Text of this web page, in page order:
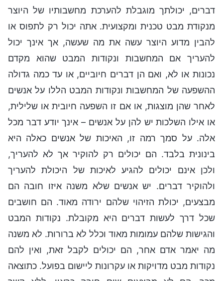
דברים, יכולתך מוגבלת להערכת מחשבותיו של היוצר
מנקודת מבט טכנית ומקצועית. אתה יכול רק לתפוס או
להבין מדוע היוצר עשה את מה שעשה, אך אינך יכול
להעריך אם המחשבות ונקודות המבט שהוא מקדם
נכונות או לא, ואם הן דברים חיוביים, או עד כמה גדולה
ההשפעה של המחשבות ונקודות המבט הללו על אנשים
לאחר שהן מוצגות, או אם זו השפעה חיובית או שלילית,
או אילו השלכות יש להן על אנשים – אינך יודע דבר מכל
אלה. על סמך רמה זו, האיכות של אנשים כאלה היא
בינונית בלבד. הם יכולים רק להוקיר אך לא להעריך,
ולכן אינם יכולים להגיע לאיכות של היכולת להעריך
ולהוקיר דברים. יש אנשים שלא משנה איזו חובה הם
מבצעים, יכולת הזיהוי שלהם ירודה מאוד. הם חושבים
שכל דרך לעשות דברים היא מקובלת. נקודות המבט
והגישות שלהם עמומות מאוד וכלל לא ברורות. לא משנה
מה יאמר אדם אחר, הם יכולים לקבל זאת, ואין להם
נקודות מבט מדויקות או עקרונות ליישום בפועל. כתוצאה